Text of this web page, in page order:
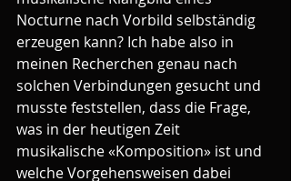
Nocturne nach Vorbild selbständig
erzeugen kann? Ich habe also in
meinen Recherchen genau nach
solchen Verbindungen gesucht und
musste feststellen, dass die Frage,
was in der heutigen Zeit
musikalische «Komposition» ist und
welche Vorgehensweisen dabei